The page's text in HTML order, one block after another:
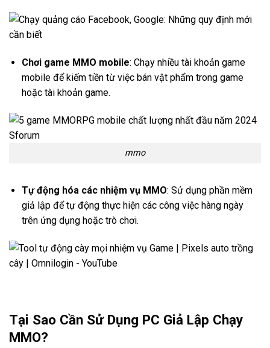
Chơi game MMO mobile: Chạy nhiều tài khoản game
mobile để kiếm tiền từ việc bán vật phẩm trong game
hoặc tài khoản game.
mmo
Tự động hóa các nhiệm vụ MMO: Sử dụng phần mềm
giả lập để tự động thực hiện các công việc hàng ngày
trên ứng dụng hoặc trò chơi.
Tại Sao Cần Sử Dụng PC Giả Lập Chạy
MMO?